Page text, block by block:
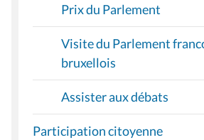
Prix du Parlement
Visite du Parlement
bruxellois
Assister aux débats
Participation citoyenne